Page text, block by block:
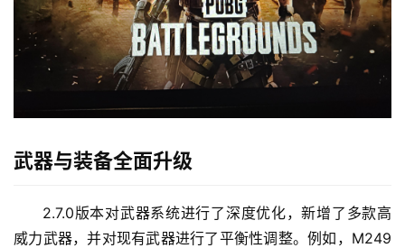
武器与装备全面升级
2.7.0版本对武器系统进行了深度优化，新增了多款高
威力武器，并对现有武器进行了平衡性调整。例如，M249